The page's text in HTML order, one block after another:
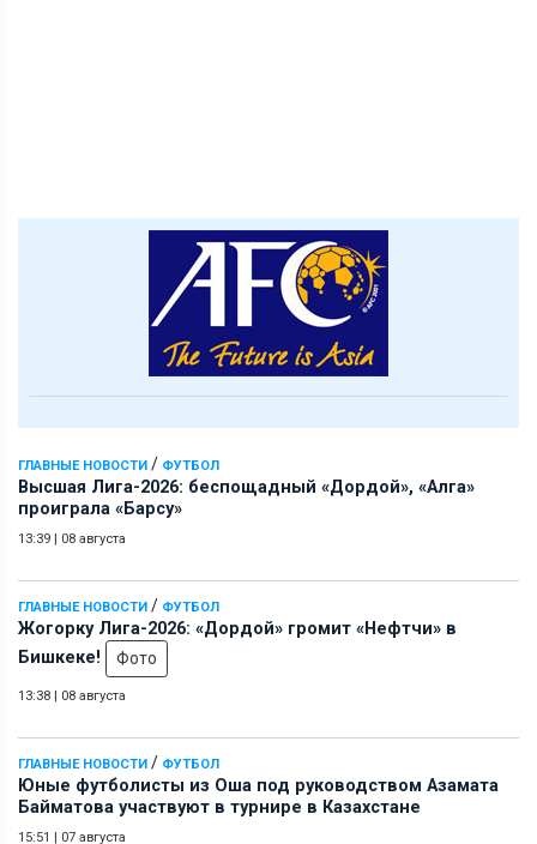
ГЛАВНЫЕ НОВОСТИ / ФУТБОЛ
Высшая Лига-2026: беспощадный «Дордой», «Алга»
проиграла «Барсу»
13:39 | 08 августа
ГЛАВНЫЕ НОВОСТИ / ФУТБОЛ
Жогорку Лига-2026: «Дордой» громит «Нефтчи» в
Бишкеке!
Фото
13:38 | 08 августа
ГЛАВНЫЕ НОВОСТИ / ФУТБОЛ
Юные футболисты из Оша под руководством Азамата
Байматова участвуют в турнире в Казахстане
15:51 | 07 августа